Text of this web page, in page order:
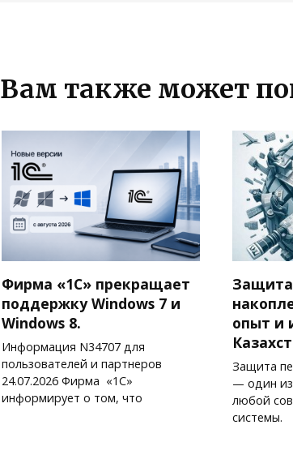
Вам также может
Фирма «1С» прекращает
поддержку Windows 7 и
Windows 8.
Информация N34707 для
пользователей и партнеров
24.07.2026 Фирма «1С»
информирует о том, что
опыт и
Защита
— один из
любой
системы.